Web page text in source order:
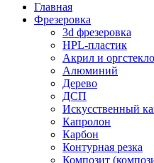
Главная
Фрезеровка
3d фрезеровка
HPL-пластик
Акрил и оргстекло
Алюминий
Дерево
ДСП
Искусственный
Капролон
Карбон
Контурная резка
Композит